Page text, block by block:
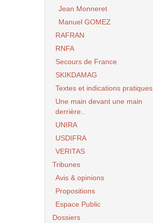
Jean Monneret
Manuel GOMEZ
RAFRAN
RNFA
Secours de France
SKIKDAMAG
Textes et indications pratiques
Une main devant une main
derrière..
UNIRA
USDIFRA
VERITAS
Tribunes
Avis & opinions
Propositions
Espace Public
Dossiers